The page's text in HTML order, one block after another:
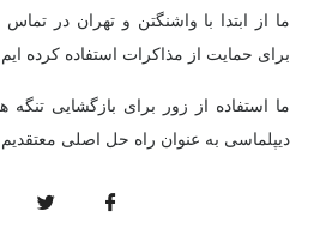
ما از ابتدا با واشنگتن و تهران در
برای حمایت از مذاکرات استفاده کرده
ما استفاده از زور برای بازگشایی تنگه
دیپلماسی به عنوان راه حل اصلی معتقدیم.